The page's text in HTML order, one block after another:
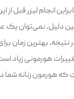
انجام لیزر
متفاوت باشد. به همین
نتیجه، بهترین
هورمونی زیاد
هورمون زنانه شما